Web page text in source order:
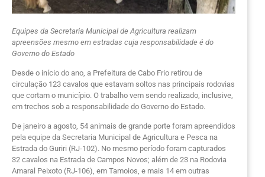
Equipes da Secretaria Municipal de Agricultura realizam
apreensões mesmo em estradas cuja responsabilidade é do
Governo do Estado
Desde o início do ano, a Prefeitura de Cabo Frio retirou de
circulação 123 cavalos que estavam soltos nas principais rodovias
que cortam o município. O trabalho vem sendo realizado, inclusive,
em trechos sob a responsabilidade do Governo do Estado.
De janeiro a agosto, 54 animais de grande porte foram apreendidos
pela equipe da Secretaria Municipal de Agricultura e Pesca na
Estrada do Guriri (RJ-102). No mesmo período foram capturados
32 cavalos na Estrada de Campos Novos; além de 23 na Rodovia
Amaral Peixoto (RJ-106), em Tamoios, e mais 14 em outras